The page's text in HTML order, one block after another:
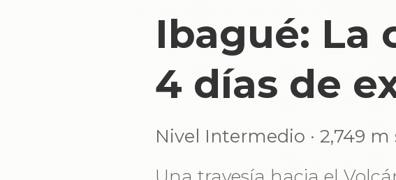
Ibagué: La
4 días de
Nivel Intermedio · 2,749 m